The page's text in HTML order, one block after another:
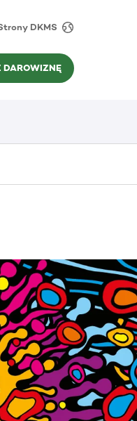
DKMS
DAROWIZNĘ